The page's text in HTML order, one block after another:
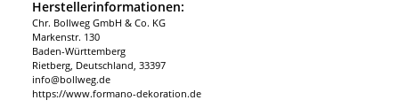
Herstellerinformationen:
Chr. Bollweg GmbH & Co. KG
Markenstr. 130
Baden-Württemberg
Rietberg, Deutschland, 33397
info@bollweg.de
https://www.formano-dekoration.de